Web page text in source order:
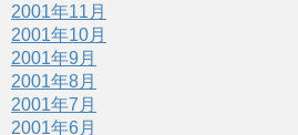
2001年11月
2001年10月
2001年9月
2001年8月
2001年7月
2001年6月